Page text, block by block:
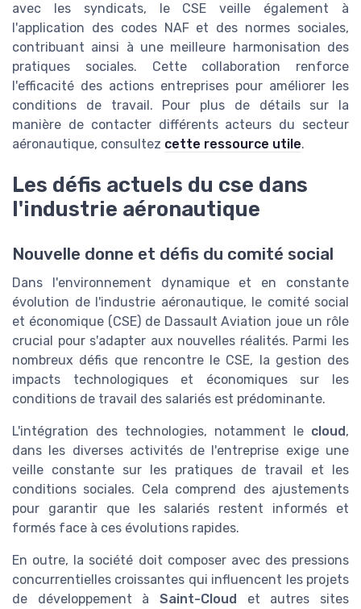
avec les syndicats, le CSE veille également à
l'application des codes NAF et des normes sociales,
contribuant ainsi à une meilleure harmonisation des
pratiques sociales. Cette collaboration renforce
l'efficacité des actions entreprises pour améliorer les
conditions de travail. Pour plus de détails sur la
manière de contacter différents acteurs du secteur
aéronautique, consultez cette ressource utile.
Les défis actuels du cse dans
l'industrie aéronautique
Nouvelle donne et défis du comité social
Dans l'environnement dynamique et en constante
évolution de l'industrie aéronautique, le comité social
et économique (CSE) de Dassault Aviation joue un rôle
crucial pour s'adapter aux nouvelles réalités. Parmi les
nombreux défis que rencontre le CSE, la gestion des
impacts technologiques et économiques sur les
conditions de travail des salariés est prédominante.
L'intégration des technologies, notamment le cloud,
dans les diverses activités de l'entreprise exige une
veille constante sur les pratiques de travail et les
conditions sociales. Cela comprend des ajustements
pour garantir que les salariés restent informés et
formés face à ces évolutions rapides.
En outre, la société doit composer avec des pressions
concurrentielles croissantes qui influencent les projets
de développement à Saint-Cloud et autres sites